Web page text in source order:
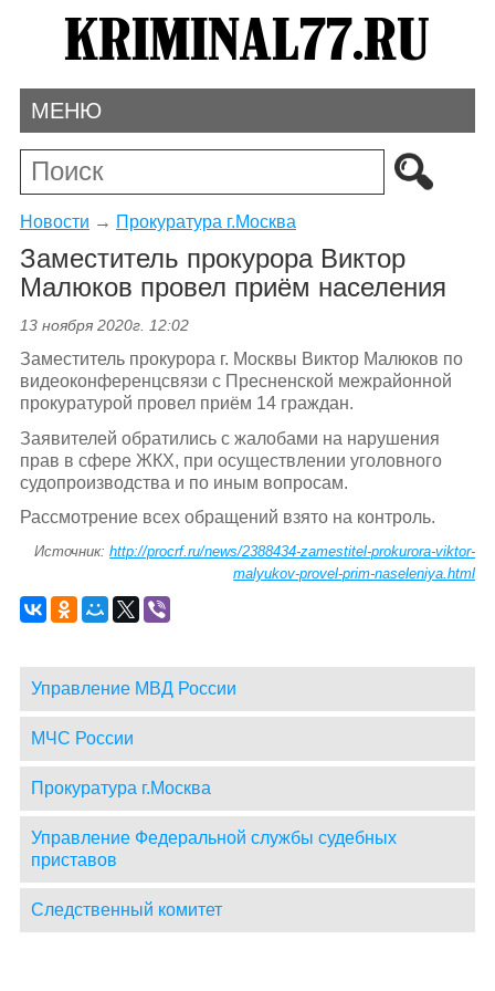
МЕНЮ
Новости → Прокуратура г.Москва
Заместитель прокурора Виктор
Малюков провел приём населения
13 ноября 2020г. 12:02
Заместитель прокурора г. Москвы Виктор Малюков по
видеоконференцсвязи с Пресненской межрайонной
прокуратурой провел приём 14 граждан.
Заявителей обратились с жалобами на нарушения
прав в сфере ЖКХ, при осуществлении уголовного
судопроизводства и по иным вопросам.
Рассмотрение всех обращений взято на контроль.
Источник:http://procrf.ru/news/2388434-zamestitel-prokurora-viktor-
malyukov-provel-prim-naseleniya.html
Управление МВД России
МЧС России
Прокуратура г.Москва
Управление Федеральной службы судебных
приставов
Следственный комитет